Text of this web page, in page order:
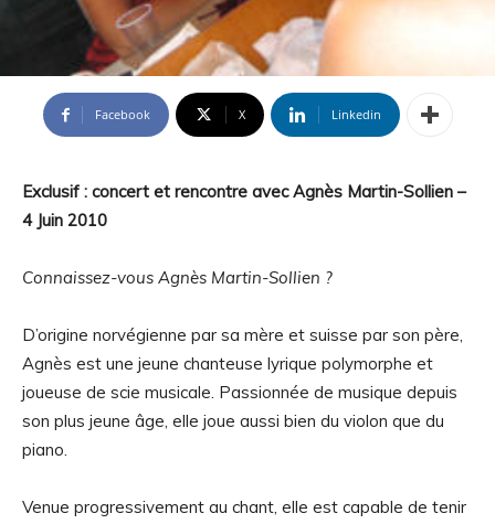
Facebook X Linkedin
Exclusif : concert et rencontre avec Agnès Martin-Sollien –
4 Juin 2010
Connaissez-vous Agnès Martin-Sollien ?
D’origine norvégienne par sa mère et suisse par son père,
Agnès est une jeune chanteuse lyrique polymorphe et
joueuse de scie musicale. Passionnée de musique depuis
son plus jeune âge, elle joue aussi bien du violon que du
piano.
Venue progressivement au chant, elle est capable de tenir